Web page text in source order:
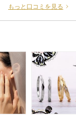
もっと口コミを見る